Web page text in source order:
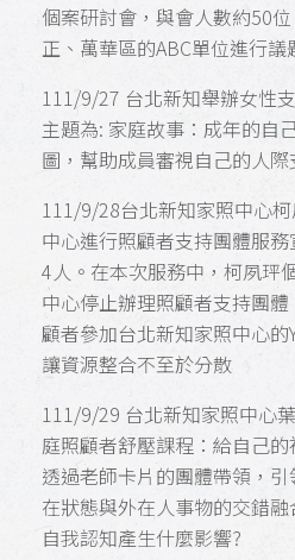
個案研討會，與會人數約50
正、萬華區的ABC單位進行議
111/9/27 台北新知舉辦女性
主題為: 家庭故事：成年的自
圖，幫助成員審視自己的人際
111/9/28台北新知家照中心
中心進行照顧者支持團體服
4人。在本次服務中，柯夙玶
中心停止辦理照顧者支持團
顧者參加台北新知家照中心的
讓資源整合不至於分散
111/9/29 台北新知家照中心
庭照顧者舒壓課程：給自己的
透過老師卡片的團體帶領，
在狀態與外在人事物的交錯
自我認知產生什麼影響?